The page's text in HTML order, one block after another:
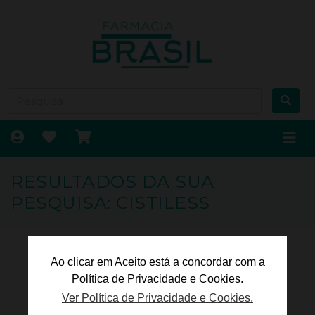
Ao clicar em Aceito está a concordar com a
Política de Privacidade e Cookies.
Ver Política de Privacidade e Cookies.
RESULTADOS DA SUA
PESQUISA: CISTILESS